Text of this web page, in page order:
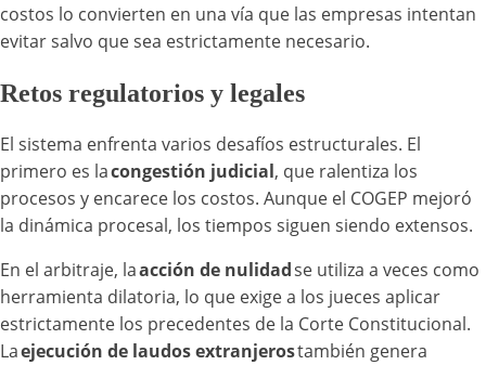
costos lo convierten en una vía que las empresas intentan
evitar salvo que sea estrictamente necesario.
Retos regulatorios y legales
El sistema enfrenta varios desafíos estructurales. El
primero es lacongestión judicial, que ralentiza los
procesos y encarece los costos. Aunque el COGEP mejoró
la dinámica procesal, los tiempos siguen siendo extensos.
En el arbitraje, laacción de nulidadse utiliza a veces como
herramienta dilatoria, lo que exige a los jueces aplicar
estrictamente los precedentes de la Corte Constitucional.
Laejecución de laudos extranjerostambién genera